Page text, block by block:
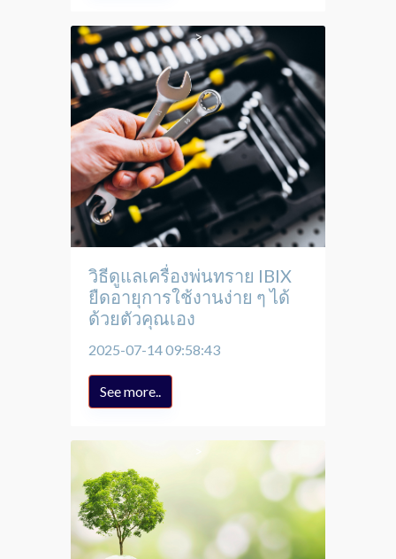
วิธีดูแลเครื่องพ่นทราย IBIX
ยืดอายุการใช้งานง่าย ๆ ได้
ด้วยตัวคุณเอง
2025-07-14 09:58:43
See more..